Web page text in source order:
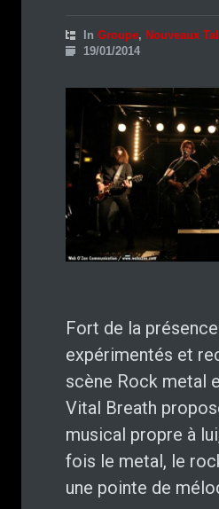
In Groupe, Nouveaux
19/01/2014
Fort de la
expérimentés et
scène Rock metal
Vital Breath
musical propre à
fois le metal, le
une pointe de